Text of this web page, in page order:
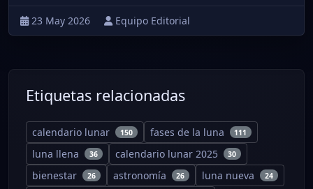
23 May 2026 Equipo Editorial
Etiquetas relacionadas
calendario lunar 150 fases de la luna 111
luna llena 36 calendario lunar 2025 30
bienestar 26 astronomía 26 luna nueva 24